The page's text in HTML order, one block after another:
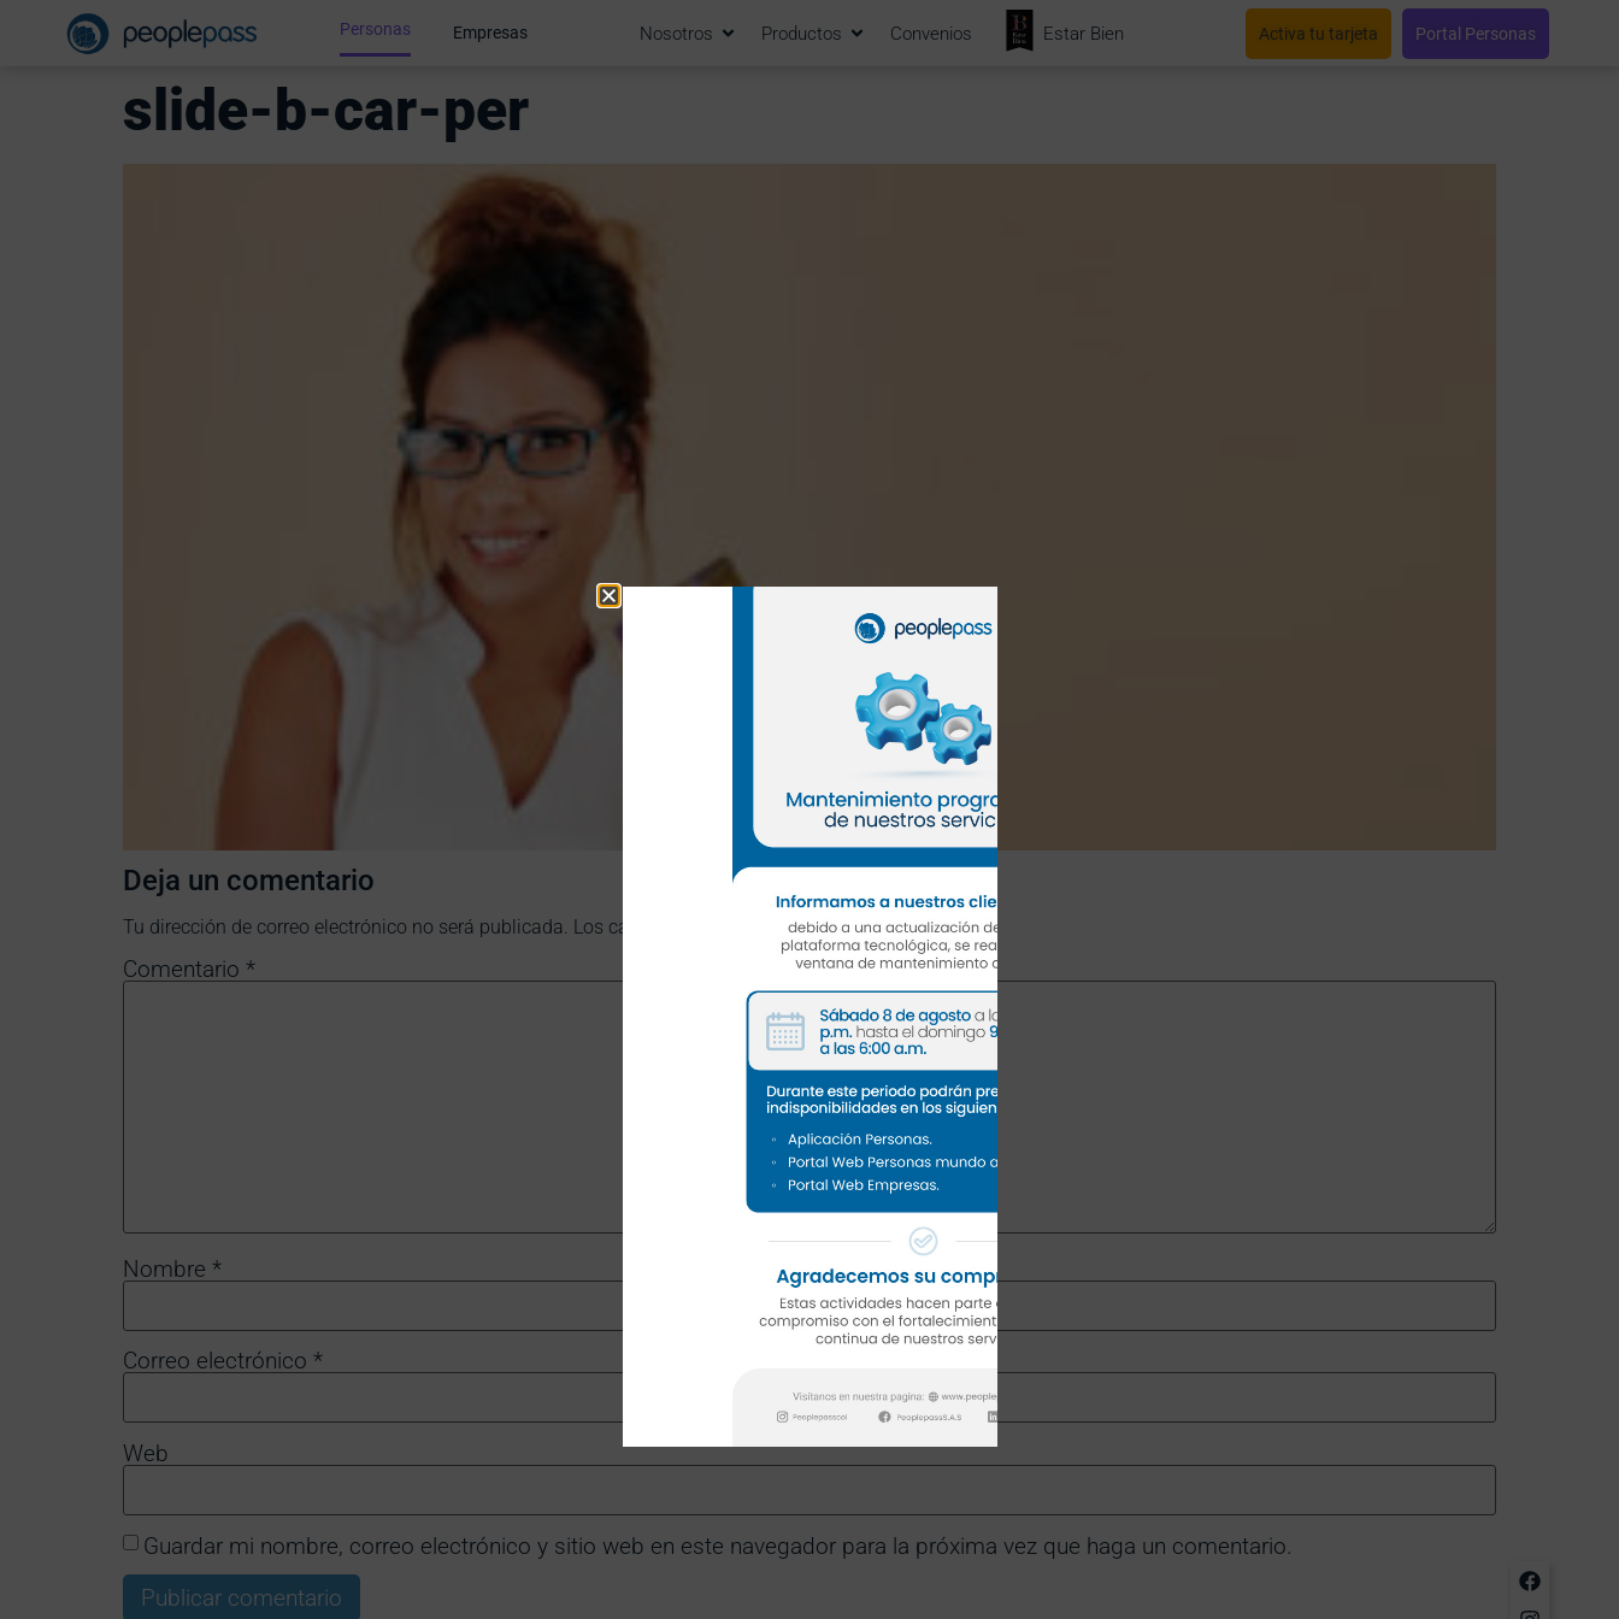
Personas Empresas Nosotros Productos Convenios Estar Bien Activa tu tarjeta Portal Personas
slide-b-car-per
Deja un comentario
Tu dirección de correo electrónico no será publicada. Los campos obligatorios están marcados con*
Comentario *
Nombre *
Correo electrónico *
Web
Guardar mi nombre, correo electrónico y sitio web en este navegador para la próxima vez que haga un comentario.